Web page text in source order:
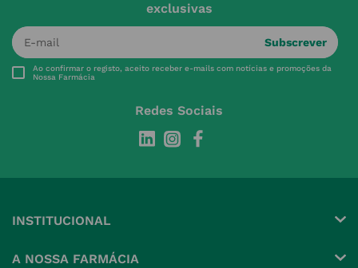
exclusivas
Subscrever
Ao confirmar o registo, aceito receber e-mails com notícias e promoções da
Nossa Farmácia
Redes Sociais
INSTITUCIONAL
A NOSSA FARMÁCIA